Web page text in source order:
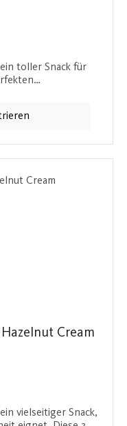
toller Snack für
offenbart.
kleinen Hunger
für
Cream
vielseitiger Snack,